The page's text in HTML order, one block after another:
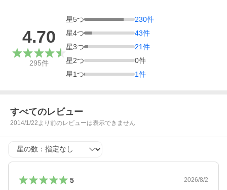
4.70
295件
星5つ 230件
星4つ 43件
星3つ 21件
星2つ 0件
星1つ 1件
すべてのレビュー
2014/1/22より前のレビューは表示できません
星の数
5
2026/8/2